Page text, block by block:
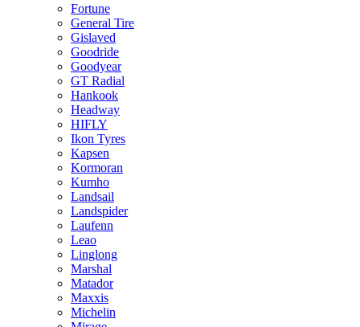
Fortune
General Tire
Gislaved
Goodride
Goodyear
GT Radial
Hankook
Headway
HIFLY
Ikon Tyres
Kapsen
Kormoran
Kumho
Landsail
Landspider
Laufenn
Leao
Linglong
Marshal
Matador
Maxxis
Michelin